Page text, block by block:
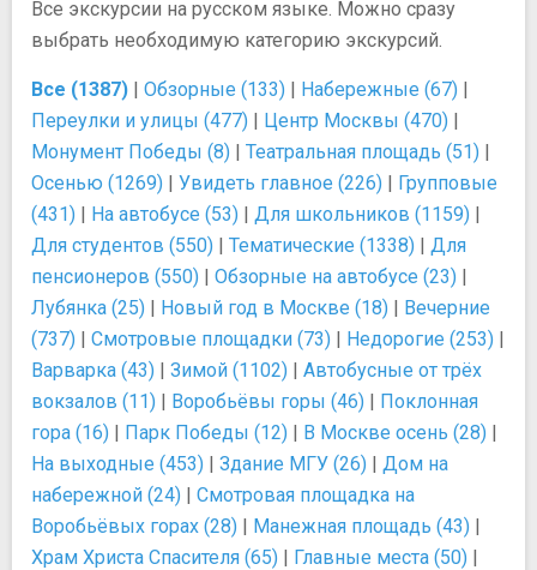
Все экскурсии на русском языке. Можно сразу
выбрать необходимую категорию экскурсий.
Все (1387) | Обзорные (133) | Набережные (67) |
Переулки и улицы (477) | Центр Москвы (470) |
Монумент Победы (8) | Театральная площадь (51) |
Осенью (1269) | Увидеть главное (226) | Групповые
(431) | На автобусе (53) | Для школьников (1159) |
Для студентов (550) | Тематические (1338) | Для
пенсионеров (550) | Обзорные на автобусе (23) |
Лубянка (25) | Новый год в Москве (18) | Вечерние
(737) | Смотровые площадки (73) | Недорогие (253) |
Варварка (43) | Зимой (1102) | Автобусные от трёх
вокзалов (11) | Воробьёвы горы (46) | Поклонная
гора (16) | Парк Победы (12) | В Москве осень (28) |
На выходные (453) | Здание МГУ (26) | Дом на
набережной (24) | Смотровая площадка на
Воробьёвых горах (28) | Манежная площадь (43) |
Храм Христа Спасителя (65) | Главные места (50) |